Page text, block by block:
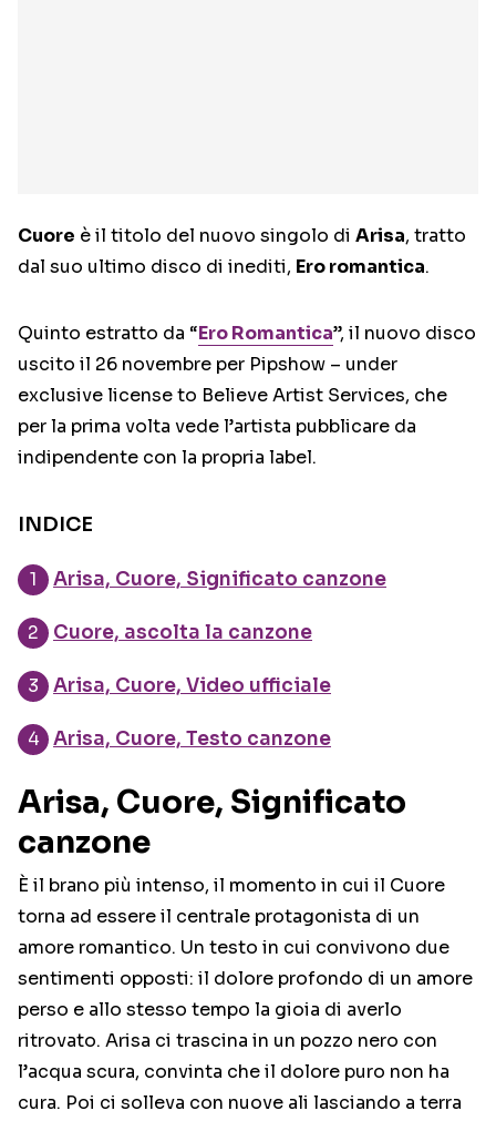
Cuore è il titolo del nuovo singolo di Arisa, tratto
dal suo ultimo disco di inediti, Ero romantica.
Quinto estratto da “Ero Romantica”, il nuovo disco
uscito il 26 novembre per Pipshow – under
exclusive license to Believe Artist Services, che
per la prima volta vede l’artista pubblicare da
indipendente con la propria label.
INDICE
Arisa, Cuore, Significato canzone
Cuore, ascolta la canzone
Arisa, Cuore, Video ufficiale
Arisa, Cuore, Testo canzone
Arisa, Cuore, Significato
canzone
È il brano più intenso, il momento in cui il Cuore
torna ad essere il centrale protagonista di un
amore romantico. Un testo in cui convivono due
sentimenti opposti: il dolore profondo di un amore
perso e allo stesso tempo la gioia di averlo
ritrovato. Arisa ci trascina in un pozzo nero con
l’acqua scura, convinta che il dolore puro non ha
cura. Poi ci solleva con nuove ali lasciando a terra